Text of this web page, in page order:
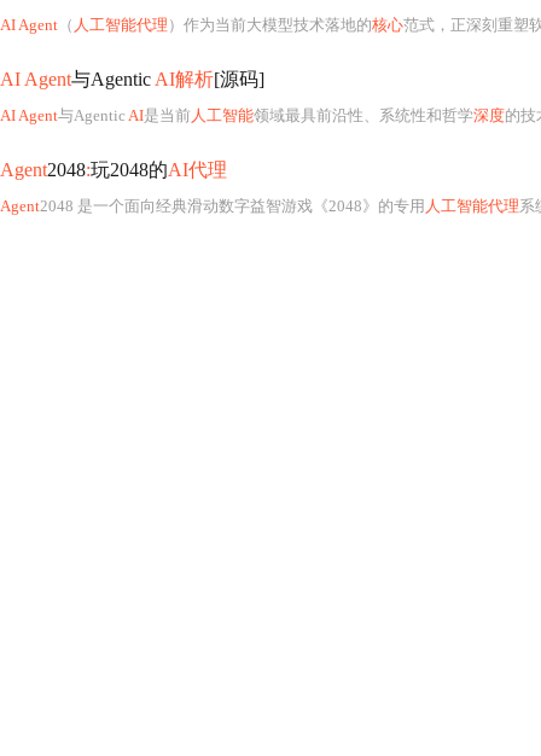
AI Agent （ 人工智能代理 ）作为当前大模型技术落地的核心范式，正深刻重塑软
AI Agent与Agentic AI解析[源码]
AI Agent与Agentic AI是当前 人工智能领域最具前沿性、系统性和哲学深度的技术范
Agent2048:玩2048的AI代理
Agent2048 是一个面向经典滑动数字益智游戏《2048》的专用 人工智能代理系